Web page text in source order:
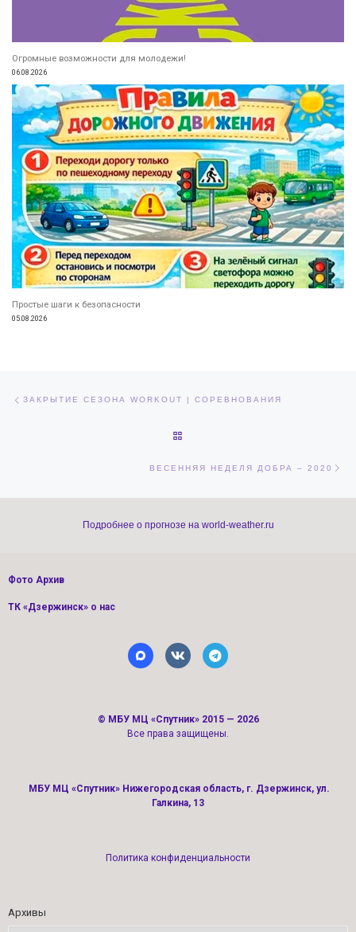
Огромные возможности для молодежи!
06.08.2026
Простые шаги к безопасности
05.08.2026
ЗАКРЫТИЕ СЕЗОНА WORKOUT | СОРЕВНОВАНИЯ
ВЕСЕННЯЯ НЕДЕЛЯ ДОБРА – 2020
Подробнее о прогнозе на world-weather.ru
Фото Архив
ТК «Дзержинск» о нас
© МБУ МЦ «Спутник» 2015 — 2026
Все права защищены.
МБУ МЦ «Спутник» Нижегородская область, г. Дзержинск, ул.
Галкина, 13
Политика конфиденциальности
Архивы